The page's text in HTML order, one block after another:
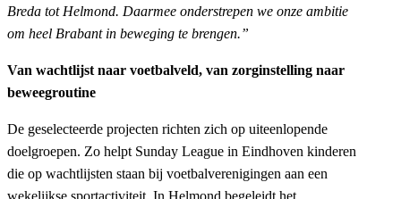
Breda tot Helmond. Daarmee onderstrepen we onze ambitie
om heel Brabant in beweging te brengen.”
Van wachtlijst naar voetbalveld, van zorginstelling naar
beweegroutine
De geselecteerde projecten richten zich op uiteenlopende
doelgroepen. Zo helpt Sunday League in Eindhoven kinderen
die op wachtlijsten staan bij voetbalverenigingen aan een